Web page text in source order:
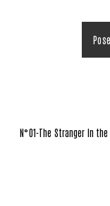
N°01-The Stranger In